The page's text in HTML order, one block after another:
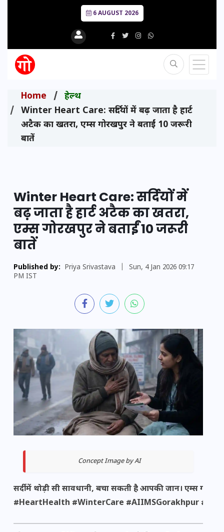
6 AUGUST 2026
Home
हेल्थ
Winter Heart Care: सर्दियों में बढ़ जाता है हार्ट
अटैक का खतरा, एम्स गोरखपुर ने बताईं 10 जरूरी
बातें
Winter Heart Care: सर्दियों में
बढ़ जाता है हार्ट अटैक का खतरा,
एम्स गोरखपुर ने बताईं 10 जरूरी
बातें
Published by: Priya Srivastava
Sun, 4 Jan 2026 09:17
PM IST
Concept Image by AI
सर्दी में थोड़ी सी सावधानी, बचा सकती है आपकी जान। एम्स
#HeartHealth #WinterCare #AIIMSGorakhpur